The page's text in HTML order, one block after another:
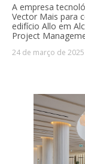
A empresa
Vector Mais para
edifício Allo em
Project
24 de março de 2025